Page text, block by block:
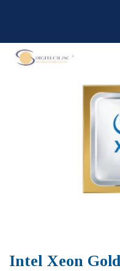
Intel Xeon